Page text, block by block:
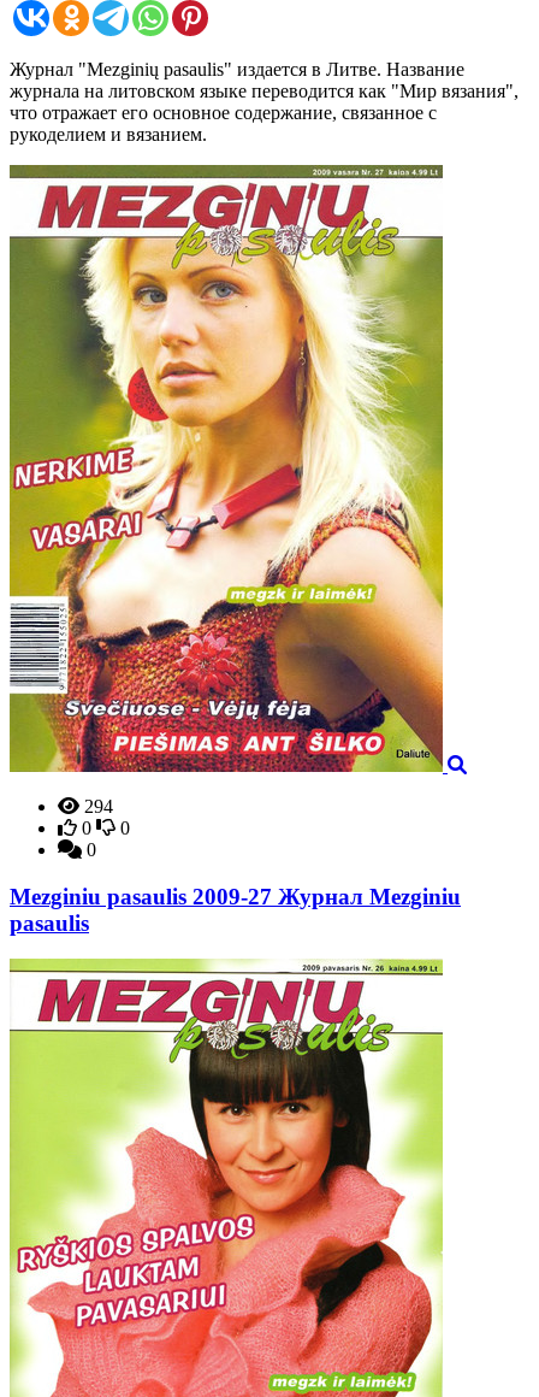
Журнал "Mezginių pasaulis" издается в Литве. Название
журнала на литовском языке переводится как "Мир вязания",
что отражает его основное содержание, связанное с
рукоделием и вязанием.
294
0
0
0
Mezginiu pasaulis 2009-27 Журнал Mezginiu
pasaulis